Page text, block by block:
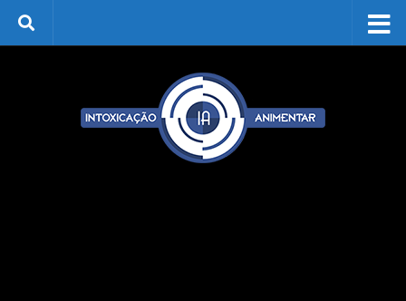
Skip to content